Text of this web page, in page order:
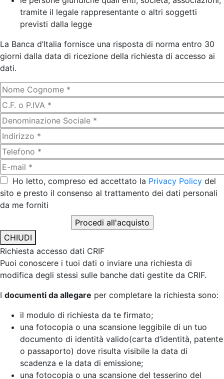
tramite il legale rappresentante o altri soggetti
previsti dalla legge
La Banca d’Italia fornisce una risposta di norma entro 30
giorni dalla data di ricezione della richiesta di accesso ai
dati.
Ho letto, compreso ed accettato la Privacy Policy del
sito e presto il consenso al trattamento dei dati personali
da me forniti
CHIUDI
Richiesta accesso dati CRIF
Puoi conoscere i tuoi dati o inviare una richiesta di
modifica degli stessi sulle banche dati gestite da CRIF.
I documenti da allegare per completare la richiesta sono:
il modulo di richiesta da te firmato;
una fotocopia o una scansione leggibile di un tuo
documento di identità valido(carta d’identità, patente
o passaporto) dove risulta visibile la data di
scadenza e la data di emissione;
una fotocopia o una scansione del tesserino del